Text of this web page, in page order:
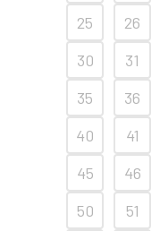
25
26
30
31
35
36
40
41
45
46
50
51